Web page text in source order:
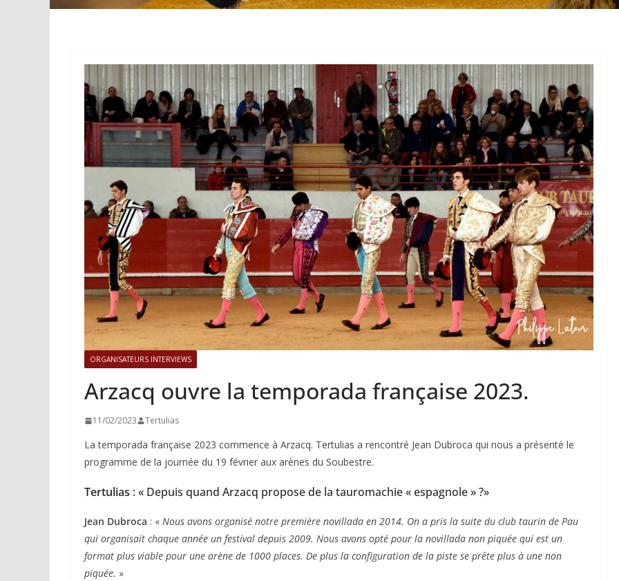
ORGANISATEURS INTERVIEWS
Arzacq ouvre la temporada française 2023.
11/02/2023 Tertulias
La temporada française 2023 commence à Arzacq. Tertulias a rencontré Jean Dubroca qui nous a présenté le
programme de la journée du 19 février aux arènes du Soubestre.
Tertulias : « Depuis quand Arzacq propose de la tauromachie « espagnole » ?»
Jean Dubroca : « Nous avons organisé notre première novillada en 2014. On a pris la suite du club taurin de Pau
qui organisait chaque année un festival depuis 2009. Nous avons opté pour la novillada non piquée qui est un
format plus viable pour une arène de 1000 places. De plus la configuration de la piste se prête plus à une non
piquée. »
ACTUALITÉS TAURINES PHOTOS TAURINES 2026
Istres, l’ouverture en
photos
19/06/2026 Tertulias
ACTUALITÉS TAURINES PHOTOS TAURINES 2026
Bayonne, la corrida des
fêtes en photos
17/07/2026 Tertulias